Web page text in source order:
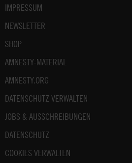
IMPRESSUM
NEWSLETTER
SHOP
AMNESTY-MATERIAL
AMNESTY.ORG
DATENSCHUTZ VERWALTEN
JOBS & AUSSCHREIBUNGEN
DATENSCHUTZ
COOKIES VERWALTEN